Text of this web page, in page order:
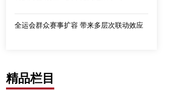
全运会群众赛事扩容 带来多层次联动效应
精品栏目